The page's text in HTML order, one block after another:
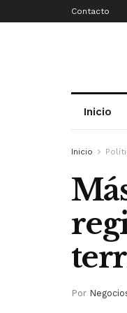
Contacto
Inicio
Inicio
Por